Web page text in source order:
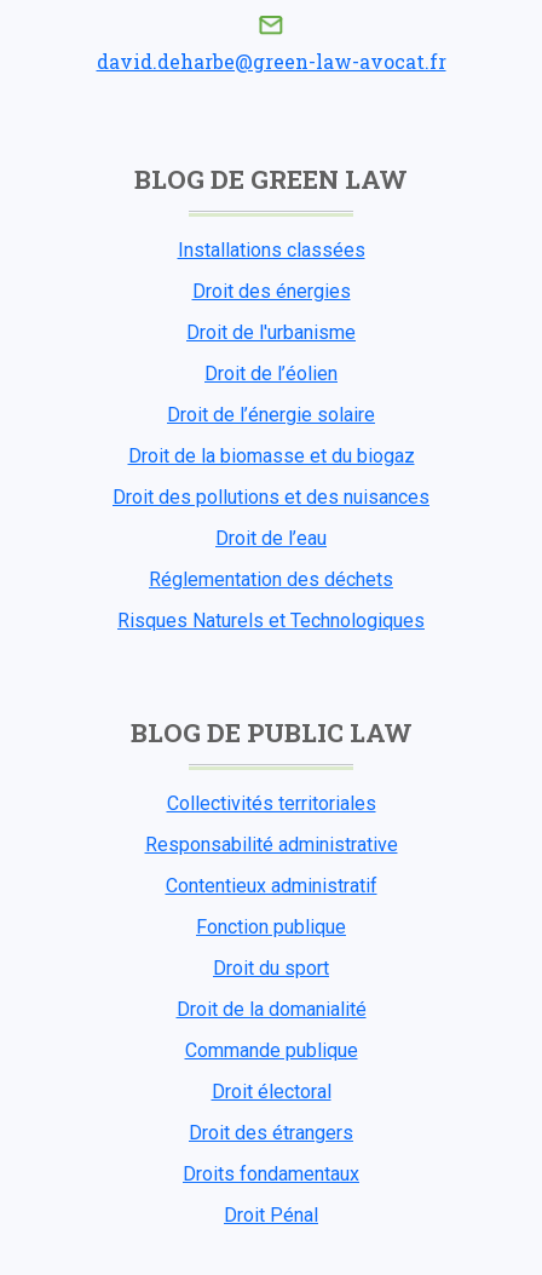
david.deharbe@green-law-avocat.fr
BLOG DE GREEN LAW
Installations classées
Droit des énergies
Droit de l'urbanisme
Droit de l’éolien
Droit de l’énergie solaire
Droit de la biomasse et du biogaz
Droit des pollutions et des nuisances
Droit de l’eau
Réglementation des déchets
Risques Naturels et Technologiques
BLOG DE PUBLIC LAW
Collectivités territoriales
Responsabilité administrative
Contentieux administratif
Fonction publique
Droit du sport
Droit de la domanialité
Commande publique
Droit électoral
Droit des étrangers
Droits fondamentaux
Droit Pénal